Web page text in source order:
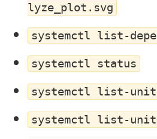
lyze_plot.svg
systemctl list-
systemctl status
systemctl list-
systemctl list-